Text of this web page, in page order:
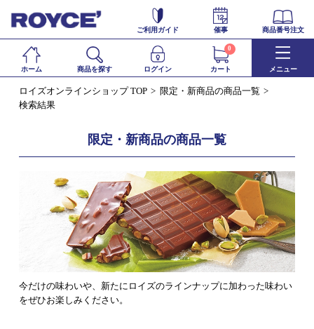
ご利用ガイド 催事 商品番号注文
ホーム 商品を探す ログイン カート
0
メニュー
ロイズオンラインショップ TOP
限定・新商品の商品一覧
検索結果
限定・新商品の商品一覧
今だけの味わいや、新たにロイズのラインナップに加わった味わい
をぜひお楽しみください。